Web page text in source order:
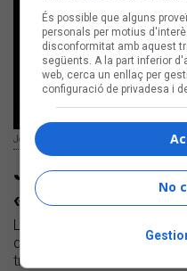
Josep Tero ha col·laborat amb
Josep Tero
«Desamor»
La cançó se situa en una
d'any el cantautor escalenc
tradició musical dels pobles
És possible que alguns
personals per motius
disconformitat amb aquest
següents. A la part inferior
web, cerca un enllaç per
configuració de privadesa i
No